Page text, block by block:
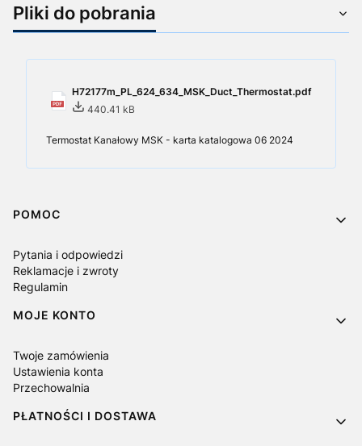
Pliki do pobrania
H72177m_PL_624_634_MSK_Duct_Thermostat.pdf
440.41 kB
Termostat Kanałowy MSK - karta katalogowa 06 2024
Linki w stopce
POMOC
Pytania i odpowiedzi
Reklamacje i zwroty
Regulamin
MOJE KONTO
Twoje zamówienia
Ustawienia konta
Przechowalnia
PŁATNOŚCI I DOSTAWA